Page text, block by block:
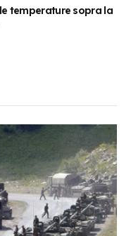
temperature sopra la